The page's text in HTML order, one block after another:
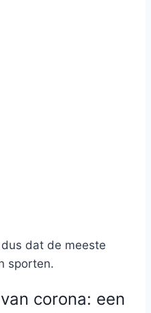
dat de meeste
sporten.
corona: een